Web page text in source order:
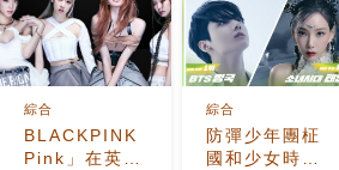
BLACKPINK「Born
Pink」在英國
綜合
防彈少年團柾
國和少女時代
綜合